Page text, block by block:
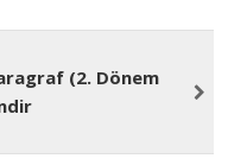
(2. Dönem